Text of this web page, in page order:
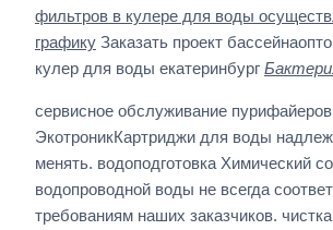
фильтров в кулере для воды
графику Заказать проект
кулер для воды екатеринбург
сервисное обслуживание пурифайеров
ЭкотроникКартриджи для воды
менять. водоподготовка Химический
водопроводной воды не всегда
требованиям наших заказчиков.